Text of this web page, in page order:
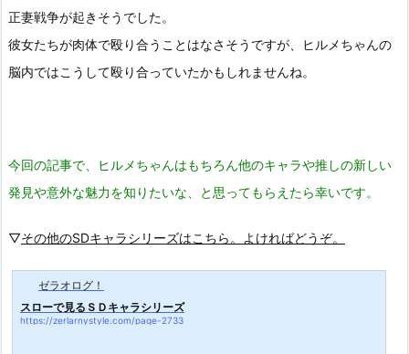
正妻戦争が起きそうでした。
彼女たちが肉体で殴り合うことはなさそうですが、ヒルメちゃんの
脳内ではこうして殴り合っていたかもしれませんね。
今回の記事で、ヒルメちゃんはもちろん他のキャラや推しの新しい
発見や意外な魅力を知りたいな、と思ってもらえたら幸いです。
▽その他のSDキャラシリーズはこちら。よければどうぞ。
ゼラオログ！
スローで見るＳＤキャラシリーズ
https://zerlarnystyle.com/page-2733